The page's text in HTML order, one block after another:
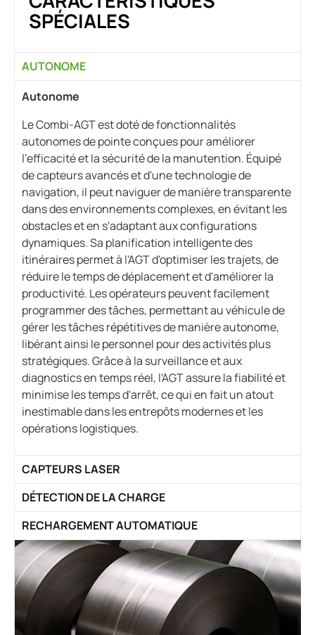
SPÉCIALES
AUTONOME
Autonome
Le Combi-AGT est doté de fonctionnalités
autonomes de pointe conçues pour améliorer
l'efficacité et la sécurité de la manutention. Équipé
de capteurs avancés et d'une technologie de
navigation, il peut naviguer de manière transparente
dans des environnements complexes, en évitant les
obstacles et en s'adaptant aux configurations
dynamiques. Sa planification intelligente des
itinéraires permet à l'AGT d'optimiser les trajets, de
réduire le temps de déplacement et d'améliorer la
productivité. Les opérateurs peuvent facilement
programmer des tâches, permettant au véhicule de
gérer les tâches répétitives de manière autonome,
libérant ainsi le personnel pour des activités plus
stratégiques. Grâce à la surveillance et aux
diagnostics en temps réel, l'AGT assure la fiabilité et
minimise les temps d'arrêt, ce qui en fait un atout
inestimable dans les entrepôts modernes et les
opérations logistiques.
CAPTEURS LASER
DÉTECTION DE LA CHARGE
RECHARGEMENT AUTOMATIQUE